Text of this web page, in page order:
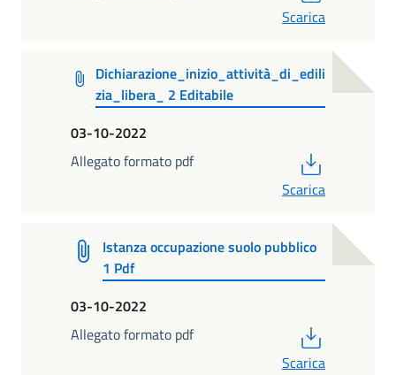
Scarica
Dichiarazione_inizio_attività_di_edili
zia_libera_ 2 Editabile
03-10-2022
Allegato formato pdf
Scarica
Istanza occupazione suolo pubblico
1 Pdf
03-10-2022
Allegato formato pdf
Scarica